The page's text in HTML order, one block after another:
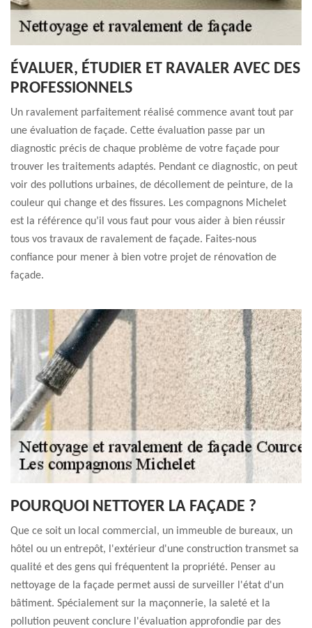
ÉVALUER, ÉTUDIER ET RAVALER AVEC DES
PROFESSIONNELS
Un ravalement parfaitement réalisé commence avant tout par
une évaluation de façade. Cette évaluation passe par un
diagnostic précis de chaque problème de votre façade pour
trouver les traitements adaptés. Pendant ce diagnostic, on peut
voir des pollutions urbaines, de décollement de peinture, de la
couleur qui change et des fissures. Les compagnons Michelet
est la référence qu’il vous faut pour vous aider à bien réussir
tous vos travaux de ravalement de façade. Faites-nous
confiance pour mener à bien votre projet de rénovation de
façade.
POURQUOI NETTOYER LA FAÇADE ?
Que ce soit un local commercial, un immeuble de bureaux, un
hôtel ou un entrepôt, l'extérieur d'une construction transmet sa
qualité et des gens qui fréquentent la propriété. Penser au
nettoyage de la façade permet aussi de surveiller l'état d'un
bâtiment. Spécialement sur la maçonnerie, la saleté et la
pollution peuvent conclure l'évaluation approfondie par des